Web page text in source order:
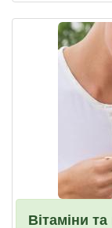
Вітаміни